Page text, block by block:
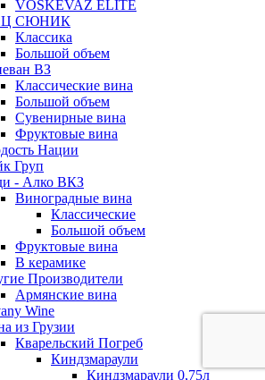
VOSKEVAZ ELITE
СЮНИК
Классика
Большой объем
ВЗ
Классические вина
Большой объем
Сувенирные вина
Фруктовые вина
Нации
Груп
- Алко ВКЗ
Виноградные вина
Классические
Большой объем
Фруктовые вина
В керамике
Производители
Армянские вина
Wine
из Грузии
Кварельский Погреб
Киндзмараули
Киндзмараули 0,75л